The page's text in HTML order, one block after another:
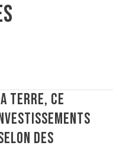
TERRE, CE
DES